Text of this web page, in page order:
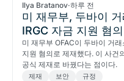
Ilya Bratanov·하루 전
미 재무부, 두바이
IRGC 자금 지원 혐의
미 재무부 OFAC이 두바이 거
지원 혐의로 제재했다. 이 사건
공식 제재로 바꿨다는 점이다.
제재 보안 규정